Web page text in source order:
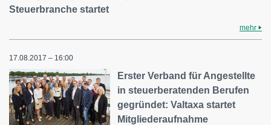
Steuerbranche startet
mehr
17.08.2017 – 16:00
Erster Verband für Angestellte
in steuerberatenden Berufen
gegründet: Valtaxa startet
Mitgliederaufnahme